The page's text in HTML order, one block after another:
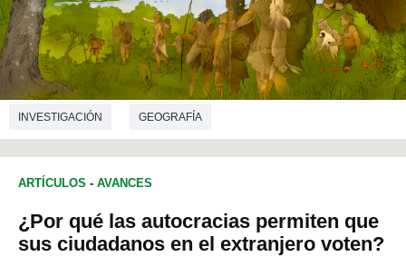
INVESTIGACIÓN GEOGRAFÍA
ARTÍCULOS - AVANCES
¿Por qué las autocracias permiten que
sus ciudadanos en el extranjero voten?